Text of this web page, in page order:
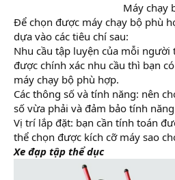
Máy chạy
Để chọn được máy chạy bộ phù
dựa vào các tiêu chí sau:
Nhu cầu tập luyện của mỗi
được chính xác nhu cầu thì bạn
máy chạy bộ phù hợp.
Các thông số và tính năng: nên
số vừa phải và đảm bảo tính
Vị trí lắp đặt: bạn cần tính toán
thể chọn được kích cỡ máy sao
Xe đạp tập thể dục